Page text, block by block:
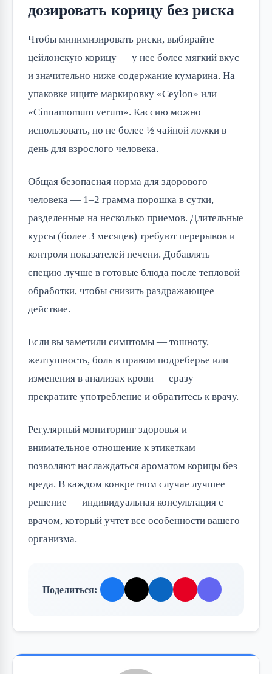
дозировать корицу без риска
Чтобы минимизировать риски, выбирайте
цейлонскую корицу — у нее более мягкий вкус
и значительно ниже содержание кумарина. На
упаковке ищите маркировку «Ceylon» или
«Cinnamomum verum». Кассию можно
использовать, но не более ½ чайной ложки в
день для взрослого человека.
Общая безопасная норма для здорового
человека — 1–2 грамма порошка в сутки,
разделенные на несколько приемов. Длительные
курсы (более 3 месяцев) требуют перерывов и
контроля показателей печени. Добавлять
специю лучше в готовые блюда после тепловой
обработки, чтобы снизить раздражающее
действие.
Если вы заметили симптомы — тошноту,
желтушность, боль в правом подреберье или
изменения в анализах крови — сразу
прекратите употребление и обратитесь к врачу.
Регулярный мониторинг здоровья и
внимательное отношение к этикеткам
позволяют наслаждаться ароматом корицы без
вреда. В каждом конкретном случае лучшее
решение — индивидуальная консультация с
врачом, который учтет все особенности вашего
организма.
Поделиться: